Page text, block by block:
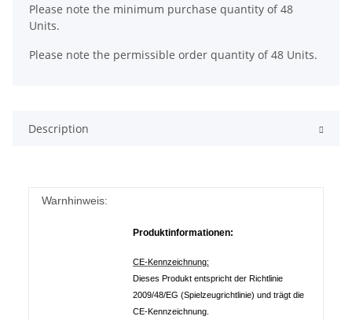
Please note the minimum purchase quantity of 48
Units.
Please note the permissible order quantity of 48 Units.
Description
Warnhinweis:
Produktinformationen:
CE-Kennzeichnung:
Dieses Produkt entspricht der Richtlinie
2009/48/EG (Spielzeugrichtlinie) und trägt die
CE-Kennzeichnung.